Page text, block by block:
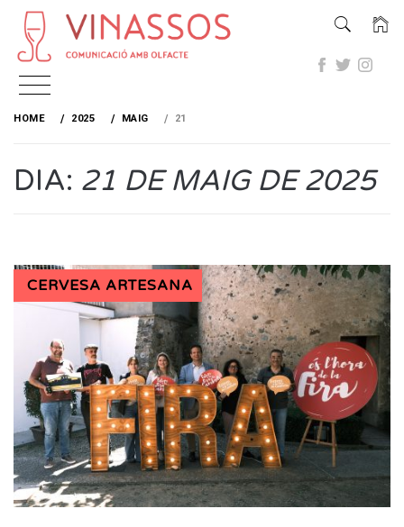
Skip
HOME 2025 MAIG 21
DIA: 21 DE MAIG DE 2025
CERVESA ARTESANA